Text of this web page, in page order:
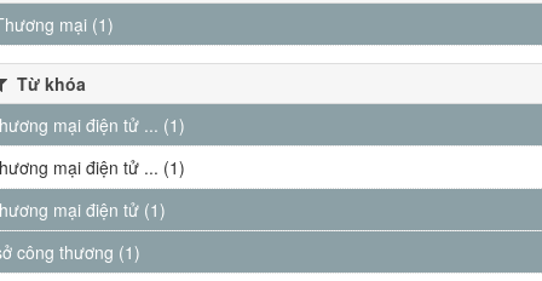
mại (1)
Từ khóa
mại điện tử ... (1)
mại điện tử ... (1)
mại điện tử (1)
công thương (1)